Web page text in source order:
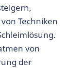
Techniken
von
der